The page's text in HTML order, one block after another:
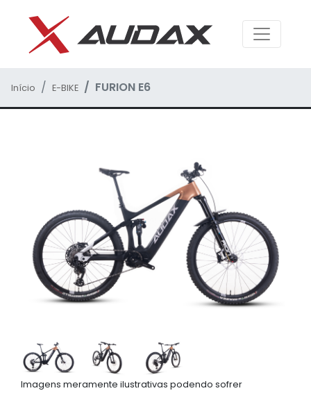
Início E-BIKE FURION E6
Imagens meramente ilustrativas podendo sofrer